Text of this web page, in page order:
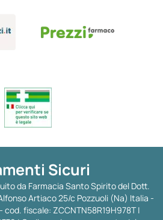
Sicuri
da Farmacia Santo Spirito del Dott.
Artiaco 25/c Pozzuoli (Na) Italia -
cod. fiscale: ZCCNTN58R19H978T |